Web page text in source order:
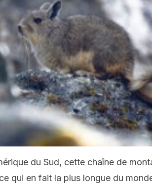
du Sud, cette chaîne de
qui en fait la plus longue du